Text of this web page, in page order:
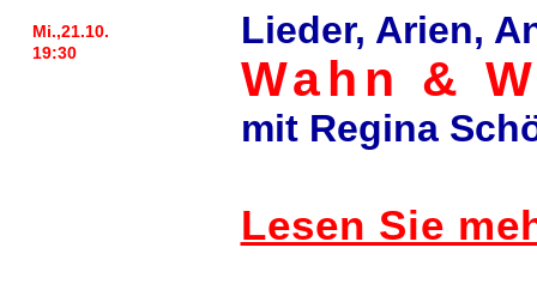
Mi.,21.10.
19:30
Lieder, Arien,
Wahn &
mit Regina
Lesen Sie